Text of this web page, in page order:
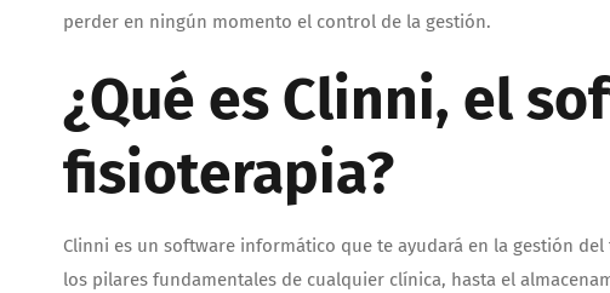
perder en ningún momento el control de la gestión.
¿Qué es Clinni, el
fisioterapia?
Clinni es un software informático que te ayudará en la gestión
los pilares fundamentales de cualquier clínica, hasta el